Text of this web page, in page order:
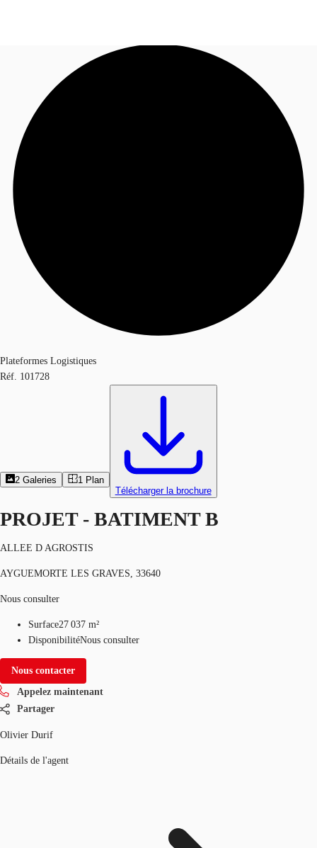
Blog
Données marchés
Appelez maintenant
Plateformes Logistiques
Réf. 101728
2 Galeries 1 Plan
Télécharger la brochure
PROJET - BATIMENT B
ALLEE D AGROSTIS
AYGUEMORTE LES GRAVES, 33640
Nous consulter
Surface27 037 m²
DisponibilitéNous consulter
Nous contacter
Appelez maintenant
Partager
Olivier Durif
Détails de l'agent